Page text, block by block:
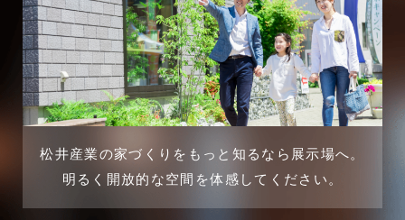
三郷駅前店-ブログ
不動産の基礎知識に関するよくある質問
介護施設経営活用事例
企業誘致事例
住宅に関するよくある質問
2025年2月
2025年1月
2024年12月
2024年11月
松井産業の家づくりをもっと知るなら展示場へ。
明るく開放的な空間を体感してください。